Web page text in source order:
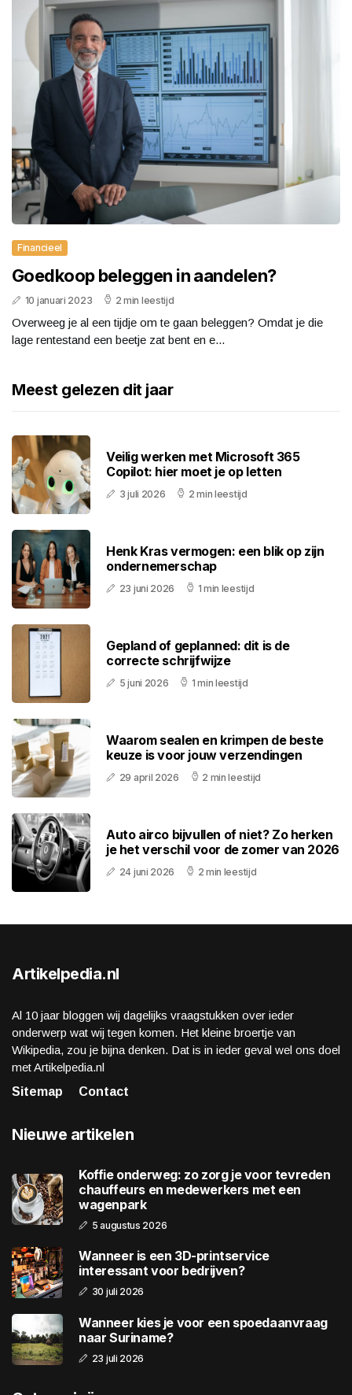
Financieel
Goedkoop beleggen in aandelen?
10 januari 2023 2 min leestijd
Overweeg je al een tijdje om te gaan beleggen? Omdat je die
lage rentestand een beetje zat bent en e...
Meest gelezen dit jaar
Veilig werken met Microsoft 365
Copilot: hier moet je op letten
3 juli 2026 2 min leestijd
Henk Kras vermogen: een blik op zijn
ondernemerschap
23 juni 2026 1 min leestijd
Gepland of geplanned: dit is de
correcte schrijfwijze
5 juni 2026 1 min leestijd
Waarom sealen en krimpen de beste
keuze is voor jouw verzendingen
29 april 2026 2 min leestijd
Auto airco bijvullen of niet? Zo herken
je het verschil voor de zomer van 2026
24 juni 2026 2 min leestijd
Artikelpedia.nl
Al 10 jaar bloggen wij dagelijks vraagstukken over ieder
onderwerp wat wij tegen komen. Het kleine broertje van
Wikipedia, zou je bijna denken. Dat is in ieder geval wel ons doel
met Artikelpedia.nl
Sitemap
Contact
Nieuwe artikelen
Koffie onderweg: zo zorg je voor tevreden
chauffeurs en medewerkers met een
wagenpark
5 augustus 2026
Wanneer is een 3D-printservice
interessant voor bedrijven?
30 juli 2026
Wanneer kies je voor een spoedaanvraag
naar Suriname?
23 juli 2026